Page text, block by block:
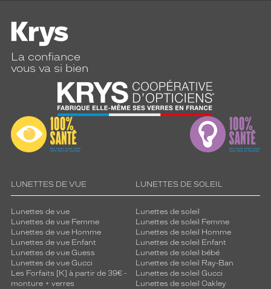
La confiance
vous va si bien
LUNETTES DE VUE
Lunettes de vue
Lunettes de vue Femme
Lunettes de vue Homme
Lunettes de vue Enfant
Lunettes de vue Guess
Lunettes de vue Gucci
Les Forfaits [K] à partir de 39€ -
monture + verres
LUNETTES DE SOLEIL
Lunettes de soleil
Lunettes de soleil Femme
Lunettes de soleil Homme
Lunettes de soleil Enfant
Lunettes de soleil bébé
Lunettes de soleil Ray-Ban
Lunettes de soleil Gucci
Lunettes de soleil Oakley